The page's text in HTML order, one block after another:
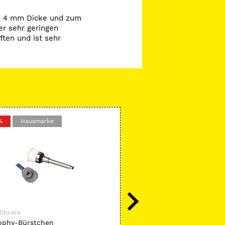
mm Dicke und zum
sehr geringen
und ist sehr
Hausmarke
Bürstchen